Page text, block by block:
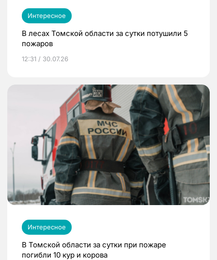
Интересное
В лесах Томской области за сутки потушили 5
пожаров
12:31 / 30.07.26
Интересное
В Томской области за сутки при пожаре
погибли 10 кур и корова